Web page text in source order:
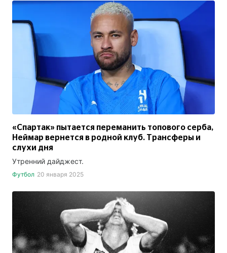
«Спартак» пытается переманить топового серба,
Неймар вернется в родной клуб. Трансферы и
слухи дня
Утренний дайджест.
Футбол 20 января 2025